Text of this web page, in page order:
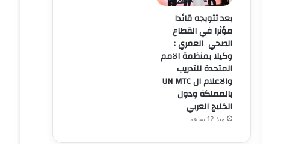
بعد تتويجه قائدا
مؤثرا في القطاع
الصحي العمري :
وكيلا بمنظمة الامم
المتحدة للتدريب
والاعلام ال UN MTC
بالمملكة ودول
الخليج العربي
منذ 12 ساعة